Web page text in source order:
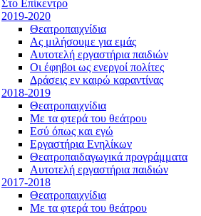
Στο Επίκεντρο
2019-2020
Θεατροπαιχνίδια
Ας μιλήσουμε για εμάς
Αυτοτελή εργαστήρια παιδιών
Οι έφηβοι ως ενεργοί πολίτες
Δράσεις εν καιρώ καραντίνας
2018-2019
Θεατροπαιχνίδια
Με τα φτερά του θεάτρου
Εσύ όπως και εγώ
Εργαστήρια Ενηλίκων
Θεατροπαιδαγωγικά προγράμματα
Αυτοτελή εργαστήρια παιδιών
2017-2018
Θεατροπαιχνίδια
Με τα φτερά του θεάτρου